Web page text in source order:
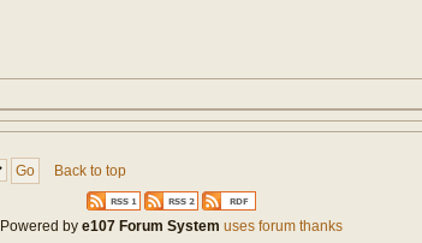
Back to top
Powered by e107 Forum System uses forum thanks